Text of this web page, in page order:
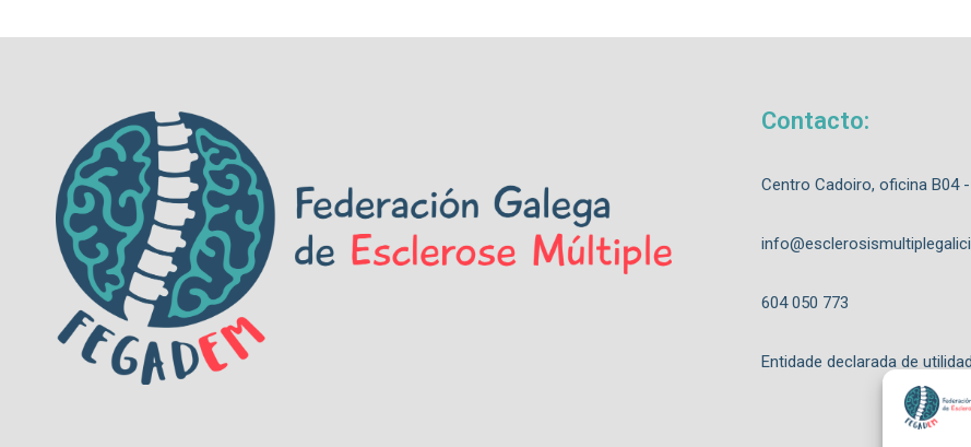
Contacto:
Centro Cadoiro, oficina B04
604 050 773
Entidade declarada de